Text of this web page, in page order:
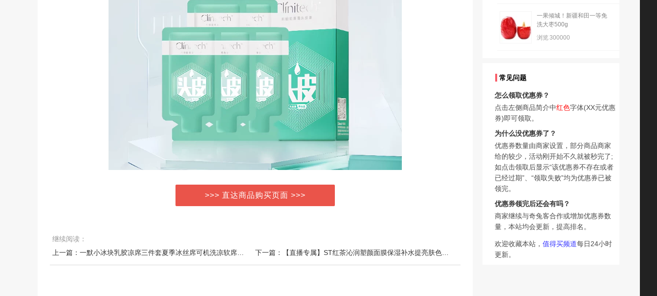
>>> 直达商品购买页面 >>>
继续阅读：
一果倾城！新疆和田一等免
洗大枣500g
浏览300000
常见问题
怎么领取优惠券？
点击左侧商品简介中红色字体(XX元优惠
券)即可领取。
为什么没优惠券了？
优惠券数量由商家设置，部分商品商家
给的较少，活动刚开始不久就被秒完了;
如点击领取后显示“该优惠券不存在或者
已经过期”、“领取失败”均为优惠券已被
领完。
优惠券领完后还会有吗？
商家继续与奇兔客合作或增加优惠券数
量，本站均会更新，提高排名。
欢迎收藏本站， 值得买频道每日24小时
更新。